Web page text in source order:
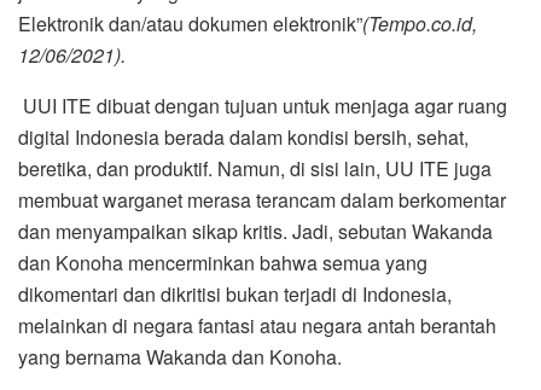
Elektronik dan/atau dokumen elektronik”(Tempo.co.id,
12/06/2021).
UUI ITE dibuat dengan tujuan untuk menjaga agar ruang
digital Indonesia berada dalam kondisi bersih, sehat,
beretika, dan produktif. Namun, di sisi lain, UU ITE juga
membuat warganet merasa terancam dalam berkomentar
dan menyampaikan sikap kritis. Jadi, sebutan Wakanda
dan Konoha mencerminkan bahwa semua yang
dikomentari dan dikritisi bukan terjadi di Indonesia,
melainkan di negara fantasi atau negara antah berantah
yang bernama Wakanda dan Konoha.